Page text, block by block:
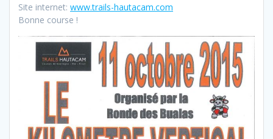
Site internet: www.trails-hautacam.com
Bonne course !